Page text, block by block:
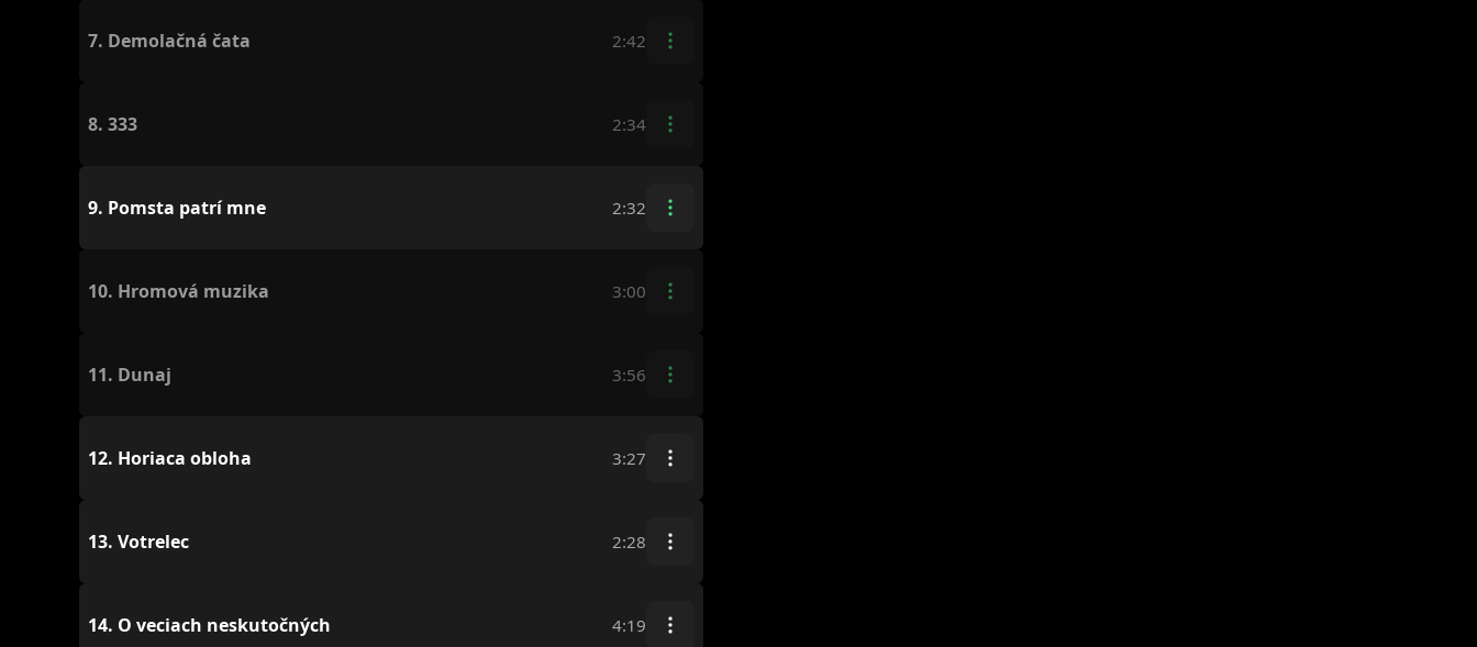
7. Demolačná čata 2:42
8. 333 2:34
9. Pomsta patrí mne 2:32
10. Hromová muzika 3:00
11. Dunaj 3:56
12. Horiaca obloha 3:27
13. Votrelec 2:28
14. O veciach neskutočných 4:19